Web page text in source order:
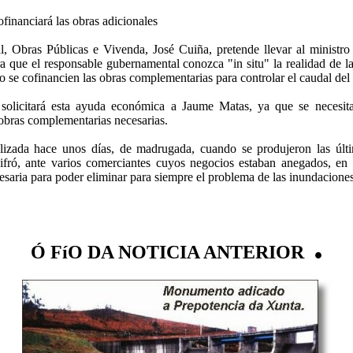
las obras adicionales
Obras Públicas e Vivenda, José Cuiña, pretende llevar al
que el responsable gubernamental conozca "in situ" la realidad de
se cofinancien las obras complementarias para controlar el caudal
esta ayuda económica a Jaume Matas, ya que se
complementarias necesarias.
hace unos días, de madrugada, cuando se produjeron las
ante varios comerciantes cuyos negocios estaban anegados,
para poder eliminar para siempre el problema de las
Ó FíO DA NOTICIA ANTERIOR .